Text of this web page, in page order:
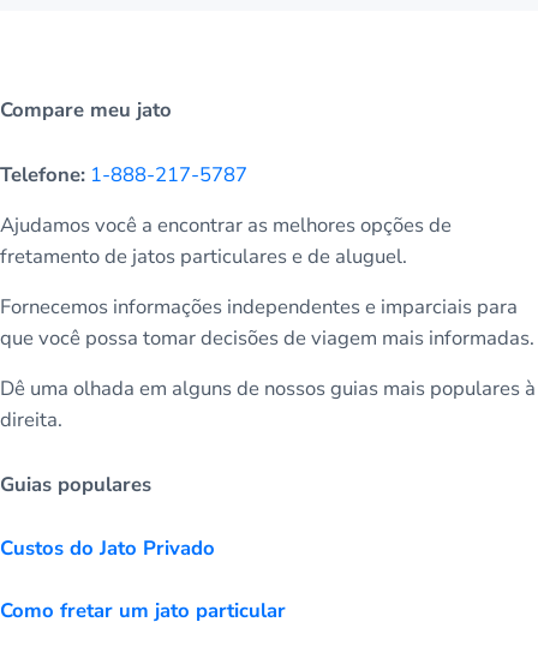
Compare meu jato
Telefone: 1-888-217-5787
Ajudamos você a encontrar as melhores opções de
fretamento de jatos particulares e de aluguel.
Fornecemos informações independentes e imparciais para
que você possa tomar decisões de viagem mais informadas.
Dê uma olhada em alguns de nossos guias mais populares à
direita.
Guias populares
Custos do Jato Privado
Como fretar um jato particular